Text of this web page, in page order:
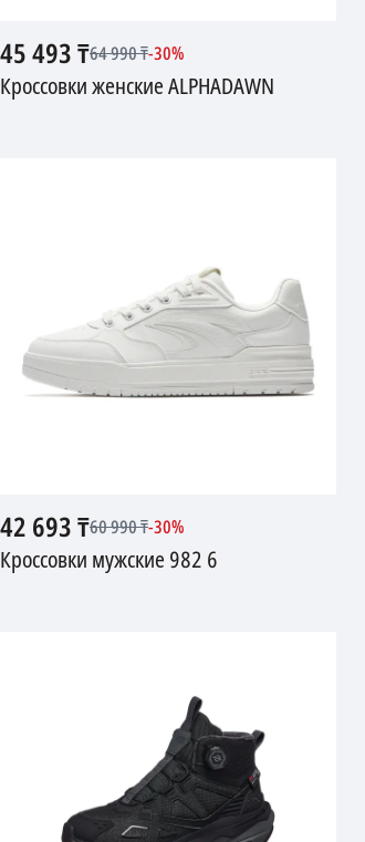
45 493₸64 990₸-30%
Кроссовки женские ALPHADAWN
42 693₸60 990₸-30%
Кроссовки мужские 982 6